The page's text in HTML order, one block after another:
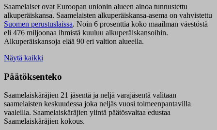
Saamelaiset ovat Euroopan unionin alueen ainoa tunnustettu
alkuperäiskansa. Saamelaisten alkuperäiskansa-asema on vahvistettu
Suomen perustuslaissa. Noin 6 prosenttia koko maailman väestöstä
eli 476 miljoonaa ihmistä kuuluu alkuperäiskansoihin.
Alkuperäiskansoja elää 90 eri valtion alueella.
Näytä kaikki
Päätöksenteko
Saamelaiskäräjien 21 jäsentä ja neljä varajäsentä valitaan
saamelaisten keskuudessa joka neljäs vuosi toimeenpantavilla
vaaleilla. Saamelaiskäräjien ylintä päätösvaltaa edustaa
Saamelaiskäräjien kokous.